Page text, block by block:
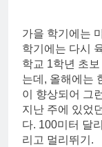
가을 학기에는
학기에는 다시
학교 1학년 초
는데, 올해에는
이 향상되어 그
지난 주에 있었
다. 100미터 달
리고 멀리뛰기.